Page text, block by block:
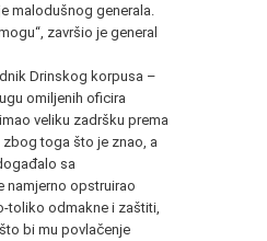
malodušnog generala.
završio je general
Drinskog korpusa –
omiljenih oficira
veliku zadršku prema
zbog toga što je znao, a
sa
namjerno opstruirao
toliko odmakne i zaštiti,
bi mu povlačenje